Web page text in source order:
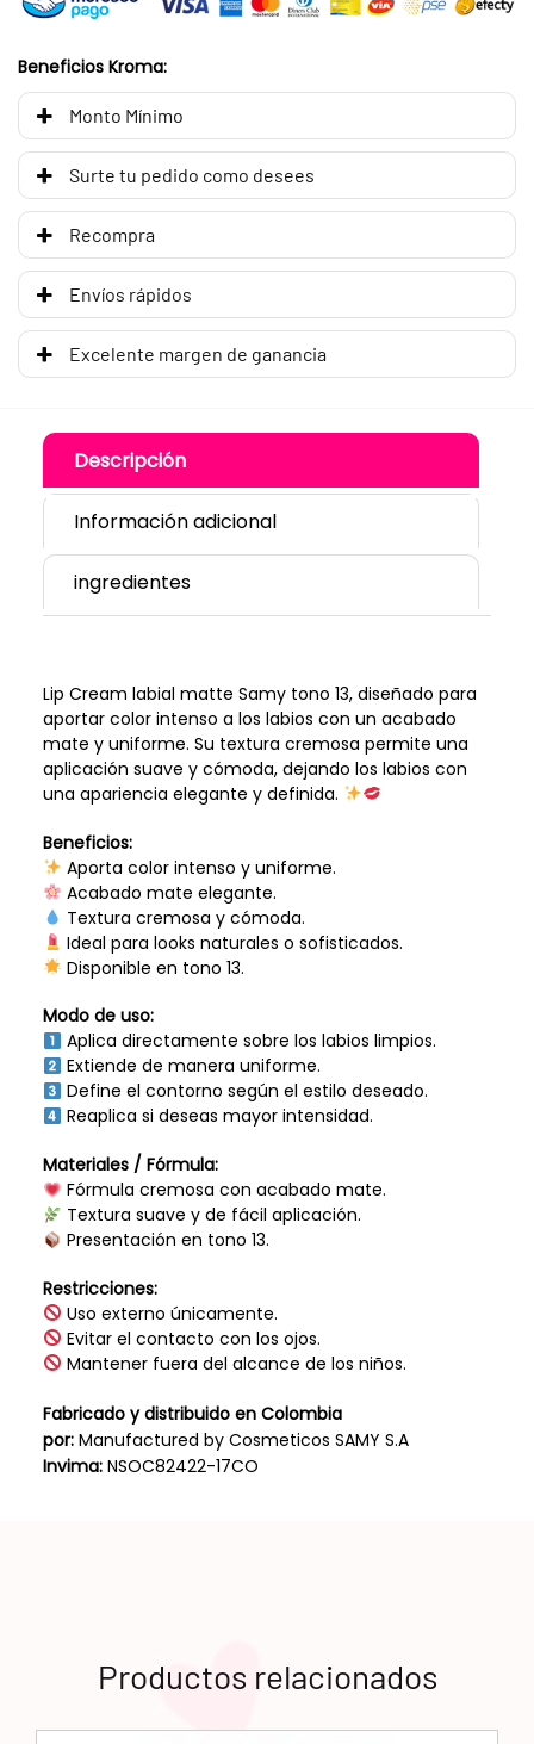
Beneficios Kroma:
Monto Mínimo
Surte tu pedido como desees
Recompra
Envíos rápidos
Excelente margen de ganancia
Descripción
Información adicional
ingredientes
Lip Cream labial matte Samy tono 13, diseñado para
aportar color intenso a los labios con un acabado
mate y uniforme. Su textura cremosa permite una
aplicación suave y cómoda, dejando los labios con
una apariencia elegante y definida.
Beneficios:
Aporta color intenso y uniforme.
Acabado mate elegante.
Textura cremosa y cómoda.
Ideal para looks naturales o sofisticados.
Disponible en tono 13.
Modo de uso:
Aplica directamente sobre los labios limpios.
Extiende de manera uniforme.
Define el contorno según el estilo deseado.
Reaplica si deseas mayor intensidad.
Materiales / Fórmula:
Fórmula cremosa con acabado mate.
Textura suave y de fácil aplicación.
Presentación en tono 13.
Restricciones:
Uso externo únicamente.
Evitar el contacto con los ojos.
Mantener fuera del alcance de los niños.
Fabricado y distribuido en Colombia
por:Manufactured by Cosmeticos SAMY S.A
Invima: NSOC82422-17CO
Productos relacionados